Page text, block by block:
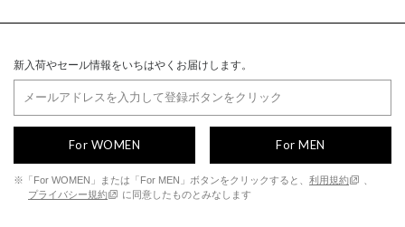
新入荷やセール情報をいちはやくお届けします。
For WOMEN For MEN
※「For WOMEN」または「For MEN」ボタンをクリックすると、 利用規約
プライバシー規約
に同意したものとみなします